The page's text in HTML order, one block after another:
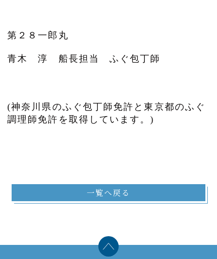
第２８一郎丸
青木 淳 船長担当 ふぐ包丁師
(神奈川県のふぐ包丁師免許と東京都のふぐ
調理師免許を取得しています。)
一覧へ戻る